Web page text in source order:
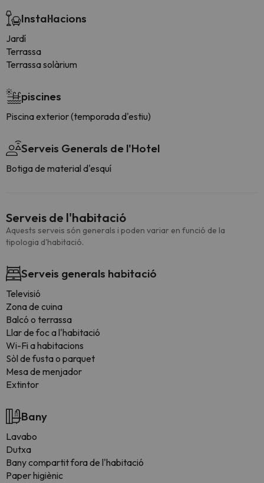
Instal·lacions
Jardí
Terrassa
Terrassa solàrium
piscines
Piscina exterior (temporada d'estiu)
Serveis Generals de l'Hotel
Botiga de material d'esquí
Serveis de l'habitació
Aquests serveis són generals i poden variar en funció de la
tipologia d'habitació.
Serveis generals habitació
Televisió
Zona de cuina
Balcó o terrassa
Llar de foc a l'habitació
Wi-Fi a habitacions
Sòl de fusta o parquet
Mesa de menjador
Extintor
Bany
Lavabo
Dutxa
Bany compartit fora de l'habitació
Paper higiènic